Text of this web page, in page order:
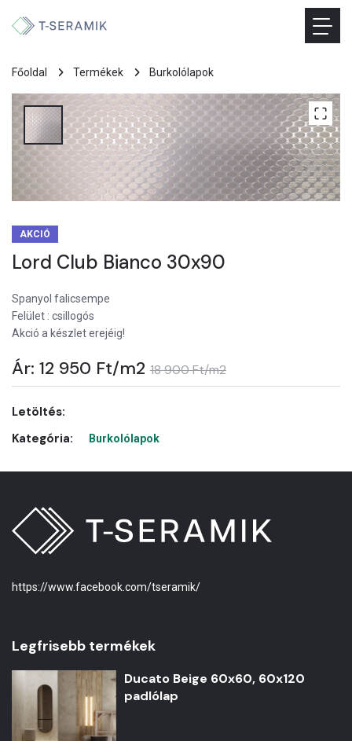
Főoldal Termékek Burkolólapok
AKCIÓ
Lord Club Bianco 30x90
Spanyol falicsempe
Felület : csillogós
Akció a készlet erejéig!
Ár: 12 950 Ft/m2 18 900 Ft/m2
Letöltés:
Kategória:
Burkolólapok
https://www.facebook.com/tseramik/
Legfrisebb termékek
Ducato Beige 60x60, 60x120
padlólap